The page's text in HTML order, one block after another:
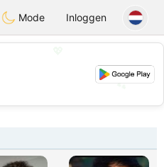
Suissi
Mode Inloggen
💕